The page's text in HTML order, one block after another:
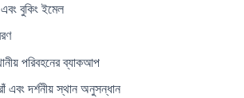
এবং বুকিং ইমেল
পরিবহনের ব্যাকআপ
এবং দর্শনীয় স্থান অনুসন্ধান